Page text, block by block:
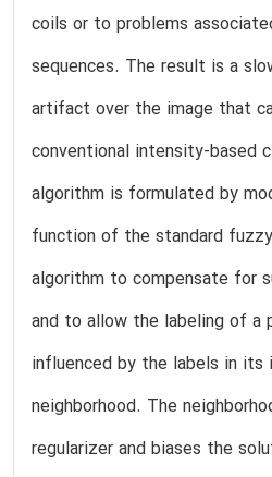
coils or to problems
sequences. The result is a
artifact over the image that
conventional intensity-based
algorithm is formulated by
function of the standard
algorithm to compensate for
and to allow the labeling of a
influenced by the labels in its
neighborhood. The
regularizer and biases the